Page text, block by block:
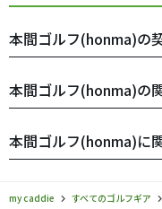
本間ゴルフ(honma)の
本間ゴルフ(honma)の
本間ゴルフ(honma)に
my caddie すべてのゴルフギア